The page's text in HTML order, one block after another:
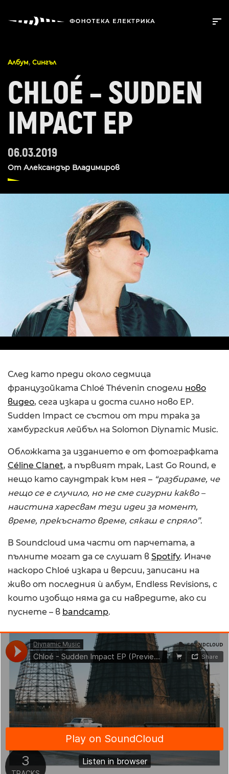
Албум, Сингъл
CHLOÉ – SUDDEN
IMPACT EP
06.03.2019
От Александър Владимиров
След като преди около седмица
французойката Chloé Thévenin сподели ново
видео, сега изкара и доста силно ново EP.
Sudden Impact се състои от три трака за
хамбургския лейбъл на Solomon Diynamic Music.
Обложката за изданието е от фотографката
Céline Clanet, а първият трак, Last Go Round, е
нещо като саундтрак към нея – “разбираме, че
нещо се е случило, но не сме сигурни какво –
наистина харесвам тези идеи за момент,
време, прекъснато време, сякаш е спряло”.
В Soundcloud има части от парчетата, а
пълните могат да се слушат в Spotify. Иначе
наскоро Chloé изкара и версии, записани на
живо от последния ѝ албум, Endless Revisions, с
които изобщо няма да си навредите, ако си
пуснете – в bandcamp.